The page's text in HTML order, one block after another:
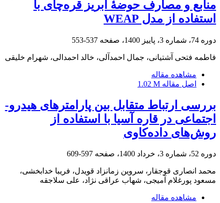
منابع و مصارف حوضۀ آبریز قره‌چای با
استفاده از مدل WEAP
دوره 74، شماره 3، پاییز 1400، صفحه 537-553
فاطمه فتحی آشتیانی، جمال احمدآلی، خالد احمدالی، شهرام خلیقی
مشاهده مقاله
اصل مقاله 1.02 M
بررسی ارتباط متقابل بین پارامتر‏های هیدرو-
اجتماعی در قاره آسیا با استفاده از
روش‌های داده‌کاوی
دوره 52، شماره 3، خرداد 1400، صفحه 597-609
محمد انصاری قوجقار، سروین زمانزاد قویدل، فریبا خدابخشی،
مسعود پورغلام آمیجی، شهاب عراقی نژاد، علی سلاجقه
مشاهده مقاله